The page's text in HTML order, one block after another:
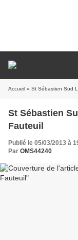
Accueil » St Sébastien Sud
St Sébastien
Fauteuil
Publié le 05/03/2013 à
Par OMS44240